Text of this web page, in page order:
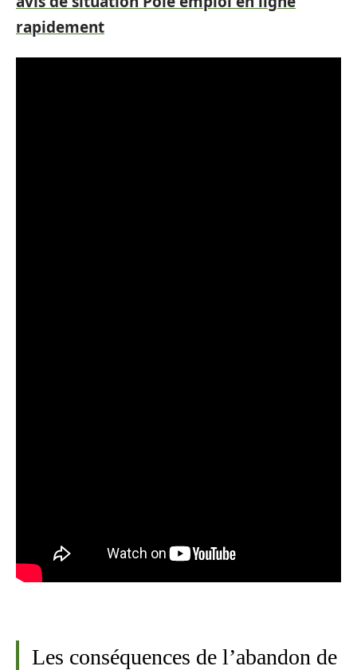
rapidement
Les conséquences de l’abandon de